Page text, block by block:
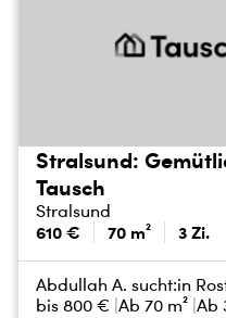
Stralsund:
Tausch
Stralsund
610 € 70 m² 3 Zi.
Abdullah A. sucht:in
bis 800 € Ab 70 m² Ab